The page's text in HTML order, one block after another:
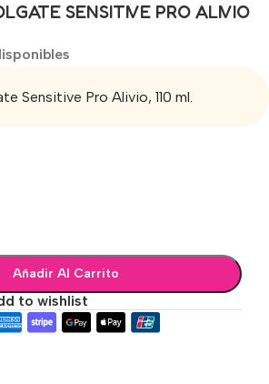
SENSITIVE PRO ALIVIO
Sensitive Pro Alivio, 110 ml.
Añadir Al Carrito
to wishlist